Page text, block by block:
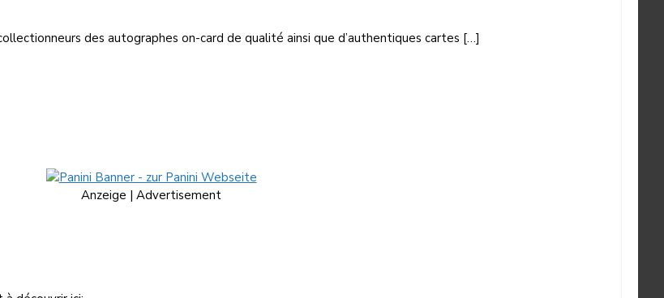
des autographes on-card de qualité ainsi que d’authentiques cartes […]
Anzeige | Advertisement